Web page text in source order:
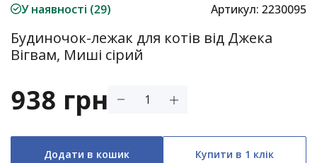
У наявності (29) Артикул: 2230095
Будиночок-лежак для котів від Джека
Вігвам, Миші сірий
938 грн
Додати в кошик Купити в 1 клік